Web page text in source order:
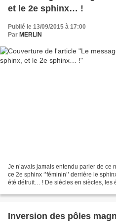
et le 2e sphinx… !
Publié le 13/09/2015 à 17:00
Par MERLIN
Je n’avais jamais entendu parler de ce
ce 2e sphinx ‘’féminin’’ derrière le
été détruit… ! De siècles en siècles, les
Inversion des pôles